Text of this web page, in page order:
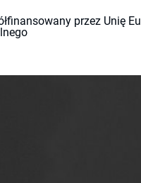
przez Unię